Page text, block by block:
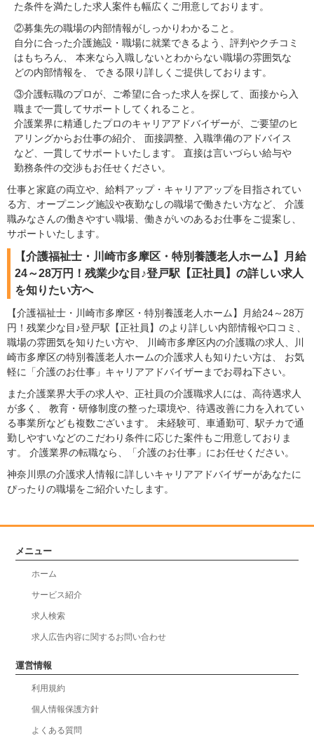
た条件を満たした求人案件も幅広くご用意しております。
②募集先の職場の内部情報がしっかりわかること。
自分に合った介護施設・職場に就業できるよう、評判やクチコミ
はもちろん、 本来なら入職しないとわからない職場の雰囲気な
どの内部情報を、 できる限り詳しくご提供しております。
③介護転職のプロが、ご希望に合った求人を探して、面接から入
職まで一貫してサポートしてくれること。
介護業界に精通したプロのキャリアアドバイザーが、ご要望のヒ
アリングからお仕事の紹介、 面接調整、入職準備のアドバイス
など、一貫してサポートいたします。 直接は言いづらい給与や
勤務条件の交渉もお任せください。
仕事と家庭の両立や、給料アップ・キャリアアップを目指されてい
る方、オープニング施設や夜勤なしの職場で働きたい方など、 介護
職みなさんの働きやすい職場、働きがいのあるお仕事をご提案し、
サポートいたします。
【介護福祉士・川崎市多摩区・特別養護老人ホーム】月給
24～28万円！残業少な目♪登戸駅【正社員】の詳しい求人
を知りたい方へ
【介護福祉士・川崎市多摩区・特別養護老人ホーム】月給24～28万
円！残業少な目♪登戸駅【正社員】のより詳しい内部情報や口コミ、
職場の雰囲気を知りたい方や、 川崎市多摩区内の介護職の求人、川
崎市多摩区の特別養護老人ホームの介護求人も知りたい方は、 お気
軽に「介護のお仕事」キャリアアドバイザーまでお尋ね下さい。
また介護業界大手の求人や、正社員の介護職求人には、高待遇求人
が多く、 教育・研修制度の整った環境や、待遇改善に力を入れてい
る事業所なども複数ございます。 未経験可、車通勤可、駅チカで通
勤しやすいなどのこだわり条件に応じた案件もご用意しておりま
す。 介護業界の転職なら、「介護のお仕事」にお任せください。
神奈川県の介護求人情報に詳しいキャリアアドバイザーがあなたに
ぴったりの職場をご紹介いたします。
メニュー
ホーム
サービス紹介
求人検索
求人広告内容に関するお問い合わせ
運営情報
利用規約
個人情報保護方針
よくある質問